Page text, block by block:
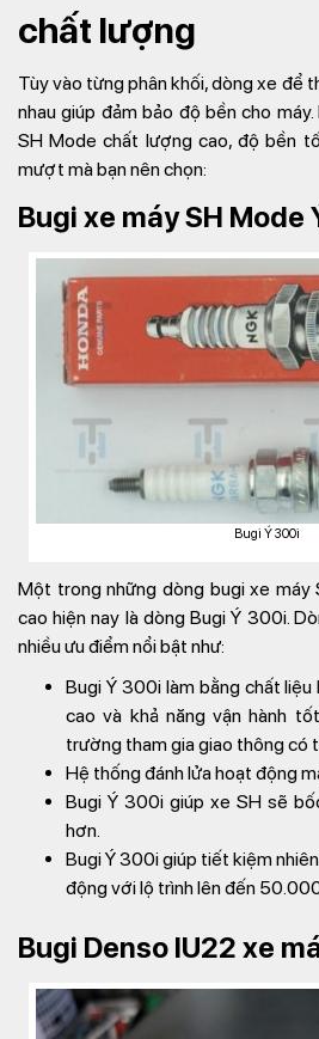
chất lượng
Tùy vào từng phân khối, dòng xe để
nhau giúp đảm bảo độ bền cho
SH Mode chất lượng cao, độ bền
mượt mà bạn nên chọn:
Bugi xe máy SH Mode
Bugi Ý 300i
Một trong những dòng bugi xe máy
cao hiện nay là dòng Bugi Ý 300i.
nhiều ưu điểm nổi bật như:
Bugi Ý 300i làm bằng chất
cao và khả năng vận hành
trường tham gia giao thông có
Hệ thống đánh lửa hoạt động
Bugi Ý 300i giúp xe SH sẽ
hơn.
Bugi Ý 300i giúp tiết kiệm
động với lộ trình lên đến
Bugi Denso IU22 xe